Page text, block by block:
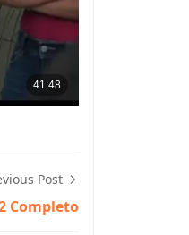
Post
Completo